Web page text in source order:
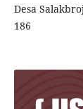
Desa
186